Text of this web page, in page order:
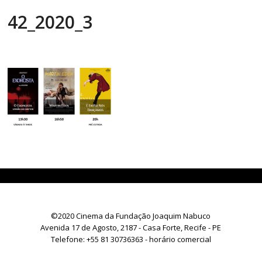
42_2020_3
©2020 Cinema da Fundação Joaquim Nabuco
Avenida 17 de Agosto, 2187 - Casa Forte, Recife - PE
Telefone: +55 81 30736363 - horário comercial